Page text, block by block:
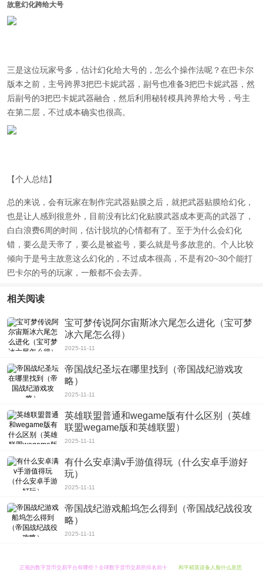
故意幻化跨给大号
三是这位玩家号多，估计幻化给大号的，怎么个操作法呢？在巴卡尔
版本之前，主号跨界3把巴卡妮武器，副号也准备3把巴卡妮武器，然
后副号的3把巴卡妮武器融合，然后利用秘转模具跨界给大号，号主
在第二层，不过成本确实也很高。
【个人总结】
总的来说，会有玩家在制作完武器贴膜之后，就把武器贴膜给幻化，
也是让人感到很意外，目前没有比幻化贴膜武器成本更高的武器了，
白白浪费6周的时间，估计脱坑的心情都有了。至于为什么会幻化
错，要么是天帝了，要么是被盗号，要么就是号多故意的。个人比较
倾向于是号主故意这么幻化的，不过成本很高，不是有20~30个能打
巴卡尔的号的玩家，一般都不会去弄。
相关阅读
宝可梦传说阿尔宙斯冰六尾怎么进化（宝可梦
冰六尾怎么得）
2025-11-11
帝国战纪圣坛在哪里找到（帝国战纪游戏攻
略）
2025-11-11
英雄联盟普通和wegame版有什么区别（英雄
联盟wegame版和英雄联盟）
2025-11-11
有什么安卓满v手游值得玩（什么安卓手游好
玩）
2025-11-11
帝国战纪游戏船坞怎么得到（帝国战纪战役攻
略）
2025-11-11
正规的数字货币交易平台有哪些？全球数字货币交易所排名前十 和平精英设备人脸什么意思